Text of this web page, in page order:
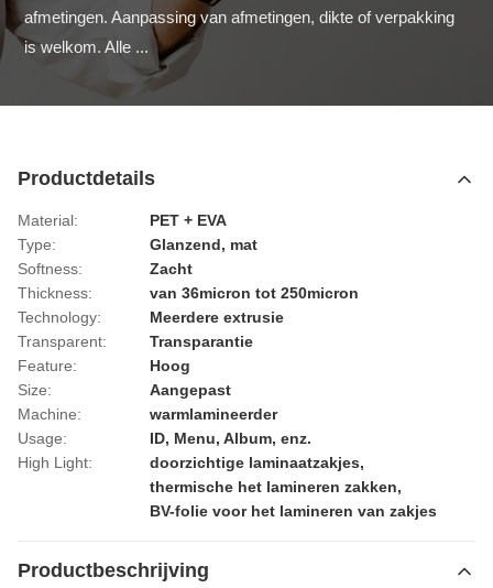
afmetingen. Aanpassing van afmetingen, dikte of verpakking
is welkom. Alle ...
Productdetails
Material:
PET + EVA
Type:
Glanzend, mat
Softness:
Zacht
Thickness:
van 36micron tot 250micron
Technology:
Meerdere extrusie
Transparent:
Transparantie
Feature:
Hoog
Size:
Aangepast
Machine:
warmlamineerder
Usage:
ID, Menu, Album, enz.
High Light:
doorzichtige laminaatzakjes,
thermische het lamineren zakken,
BV-folie voor het lamineren van zakjes
Productbeschrijving